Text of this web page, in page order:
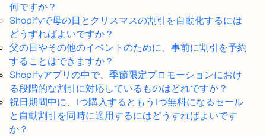
何ですか？
Shopifyで母の日とクリスマスの割引を自動化するには
どうすればよいですか？
父の日やその他のイベントのために、事前に割引を予約
することはできますか？
Shopifyアプリの中で、季節限定プロモーションにおけ
る段階的な割引に対応しているものはどれですか？
祝日期間中に、1つ購入するともう1つ無料になるセール
と自動割引を同時に適用するにはどうすればよいです
か？